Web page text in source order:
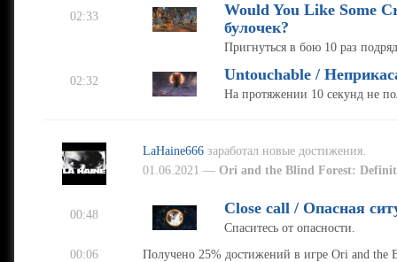
02:33
Would You Like Some
булочек?
Пригнуться в бою 10 раз
02:32 Untouchable /
На протяжении 10 секунд не
LaHaine666 заработал новые достижения.
01.06.2021 —Ori and the Blind Forest:
00:48 Close call / Опасная
Спаситесь от опасности.
00:06
Получено 25% достижений в игре Ori and